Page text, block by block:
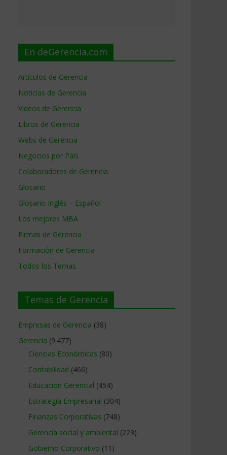
En deGerencia.com
Artículos de Gerencia
Noticias de Gerencia
Videos de Gerencia
Libros de Gerencia
Webs de Gerencia
Negocios por País
Colaboradores de Gerencia
Glosario
Glosario Inglés – Español
Los mejores MBA
Firmas de Gerencia
Formación de Gerencia
Todos los Temas
Temas de Gerencia
Empresas de Gerencia (38)
Gerencia (9.477)
Ciencias Económicas (80)
Contabilidad (466)
Educacion Gerencial (454)
Estrategia Empresarial (304)
Finanzas Corporativas (748)
Gerencia social y ambiental (223)
Gobierno Corporativo (11)